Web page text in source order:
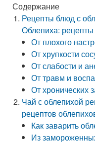
Содержание
Рецепты блюд с
Облепиха: рецепты
От плохого
От хрупкости
От слабости и
От травм и
От хронических
Чай с облепихой
рецептов
Как заварить
Из